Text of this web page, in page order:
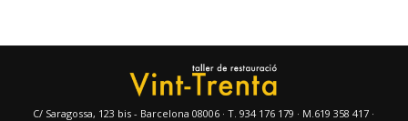
C/ Saragossa, 123 bis - Barcelona 08006 · T. 934 176 179 · M.619 358 417 ·